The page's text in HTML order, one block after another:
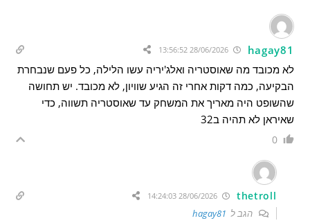
hagay81
28/06/2026 13:56:52
לא מכובד מה שאוסטריה ואלג'יריה עשו הלילה, כל פעם שנבחרת
הבקיעה, כמה דקות אחרי זה הגיע שוויון, לא מכובד. יש תחושה
שהשופט היה מאריך את המשחק עד שאוסטריה תשווה, כדי
שאיראן לא תהיה ב32
0
thetroll
28/06/2026 14:24:03
הגב ל hagay81